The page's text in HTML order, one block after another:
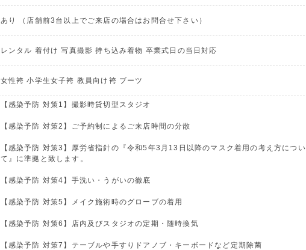
あり （店舗前3台以上でご来店の場合はお問合せ下さい）
レンタル 着付け 写真撮影 持ち込み着物 卒業式日の当日対応
女性袴 小学生女子袴 教員向け袴 ブーツ
【感染予防 対策1】撮影時貸切型スタジオ
【感染予防 対策2】ご予約制によるご来店時間の分散
【感染予防 対策3】厚労省指針の『令和5年3月13日以降のマスク着用の考え方につい
て』に準拠と致します。
【感染予防 対策4】手洗い・うがいの徹底
【感染予防 対策5】メイク施術時のグローブの着用
【感染予防 対策6】店内及びスタジオの定期・随時換気
【感染予防 対策7】テーブルや手すりドアノブ・キーボードなど定期除菌